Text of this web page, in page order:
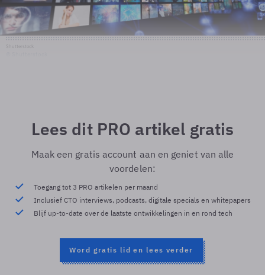
Lees dit PRO artikel gratis
Maak een gratis account aan en geniet van alle
voordelen:
Toegang tot 3 PRO artikelen per maand
Inclusief CTO interviews, podcasts, digitale specials en whitepapers
Blijf up-to-date over de laatste ontwikkelingen in en rond tech
Word gratis lid en lees verder